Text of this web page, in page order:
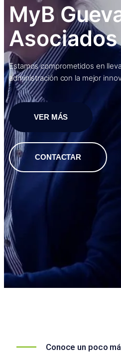
MyB
Asociados
Estamos comprometidos en
administración con la mejor
VER MÁS
CONTACTAR
Conoce un poco